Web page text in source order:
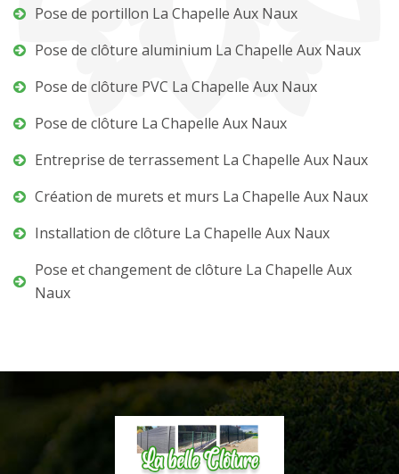
Pose de portillon La Chapelle Aux Naux
Pose de clôture aluminium La Chapelle Aux Naux
Pose de clôture PVC La Chapelle Aux Naux
Pose de clôture La Chapelle Aux Naux
Entreprise de terrassement La Chapelle Aux Naux
Création de murets et murs La Chapelle Aux Naux
Installation de clôture La Chapelle Aux Naux
Pose et changement de clôture La Chapelle Aux
Naux